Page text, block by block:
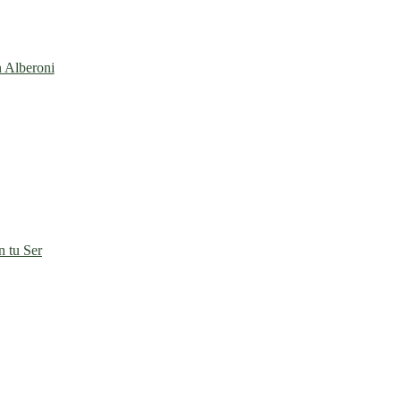
Alberoni
tu Ser